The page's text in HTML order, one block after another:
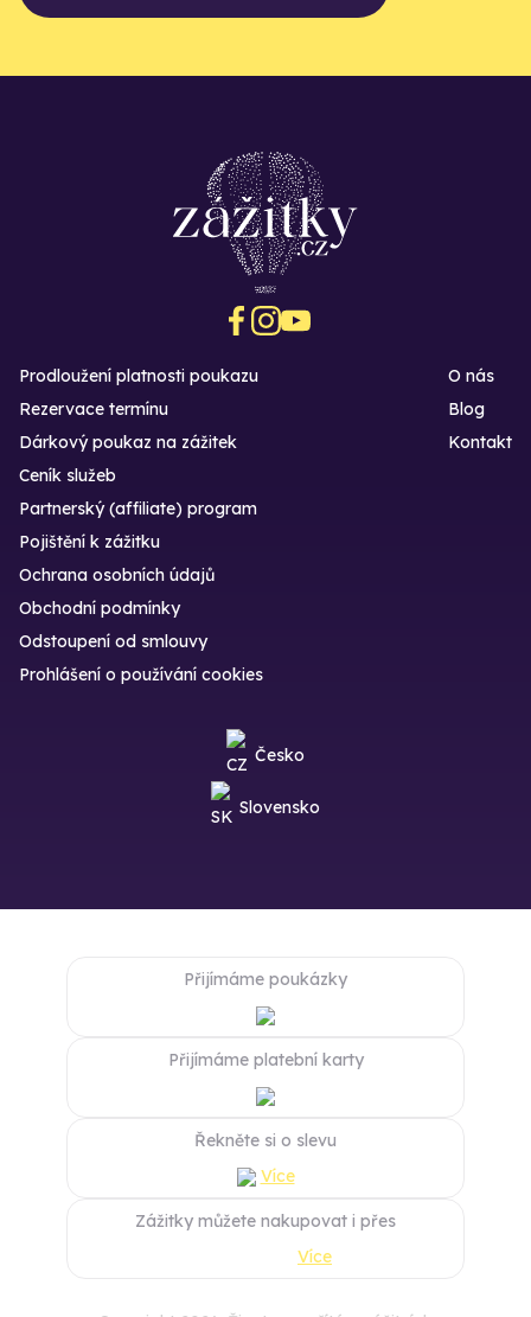
Prodloužení platnosti poukazu
Rezervace termínu
Dárkový poukaz na zážitek
O nás
Blog
Kontakt
Ceník služeb
Partnerský (affiliate) program
Pojištění k zážitku
Ochrana osobních údajů
Obchodní podmínky
Odstoupení od smlouvy
Prohlášení o používání cookies
Česko
Slovensko
Přijímáme poukázky
Přijímáme platební karty
Řekněte si o slevu
Více
Zážitky můžete nakupovat i přes
Více